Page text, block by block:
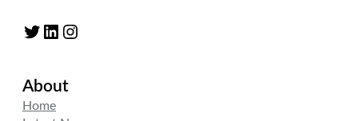
Twitter LinkedIn Instagram
About
Home